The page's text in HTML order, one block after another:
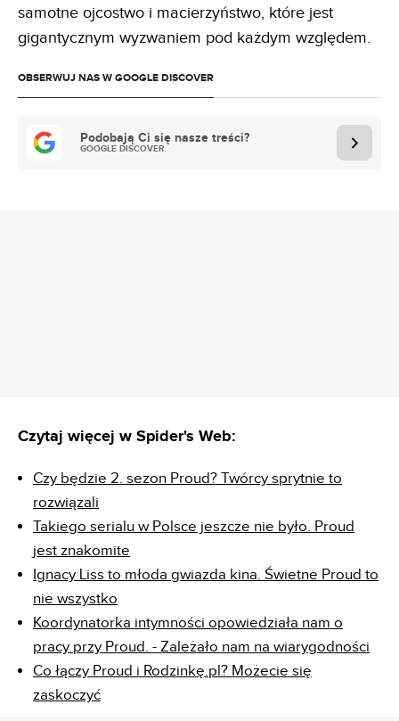
samotne ojcostwo i macierzyństwo, które jest
gigantycznym wyzwaniem pod każdym względem.
OBSERWUJ NAS W GOOGLE DISCOVER
Podobają Ci się nasze treści?
GOOGLE DISCOVER
Czytaj więcej w Spider's Web:
Czy będzie 2. sezon Proud? Twórcy sprytnie to
rozwiązali
Takiego serialu w Polsce jeszcze nie było. Proud
jest znakomite
Ignacy Liss to młoda gwiazda kina. Świetne Proud to
nie wszystko
Koordynatorka intymności opowiedziała nam o
pracy przy Proud. - Zależało nam na wiarygodności
Co łączy Proud i Rodzinkę.pl? Możecie się
zaskoczyć